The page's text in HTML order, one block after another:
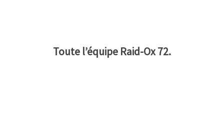
Toute l’équipe Raid-Ox 72.